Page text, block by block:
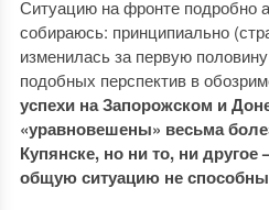
Ситуацию на фронте подробно
собираюсь: принципиально
изменилась за первую
подобных перспектив в
успехи на Запорожском и
«уравновешены» весьма
Купянске, но ни то, ни другое
общую ситуацию не способны